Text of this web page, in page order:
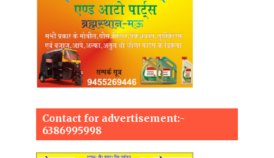
Contact for advertisement:-
6386995998